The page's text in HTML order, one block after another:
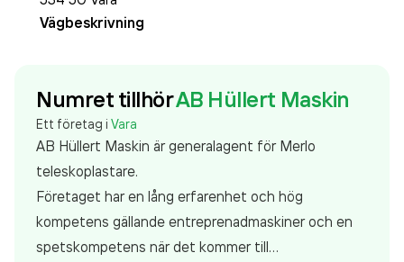
Vägbeskrivning
Numret tillhörAB Hüllert Maskin
Ett företag i Vara
AB Hüllert Maskin är generalagent för Merlo
teleskoplastare.
Företaget har en lång erfarenhet och hög
kompetens gällande entreprenadmaskiner och en
spetskompetens när det kommer till